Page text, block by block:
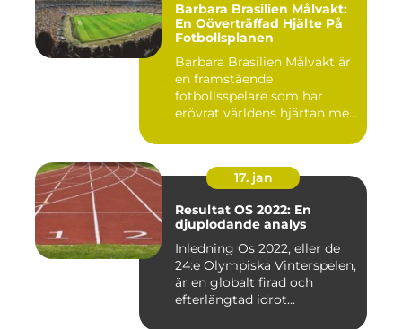
Barbara Brasilien Målvakt:
En Oöverträffad Hjälte På
Fotbollsplanen
Barbara Brasilien Målvakt är
en framstående
fotbollsspelare som har
erövrat världens hjärtan med
17. jan
Resultat OS 2022: En
djuplodande analys
Inledning Os 2022, eller de
24:e Olympiska Vinterspelen,
är en globalt firad och
efterlängtad idrot...